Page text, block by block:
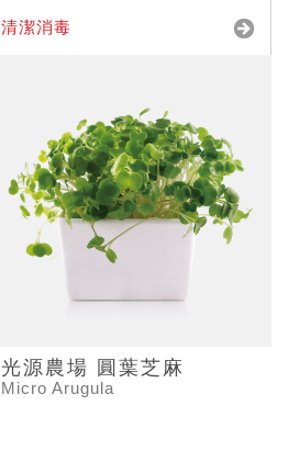
清潔消毒
光源農場 圓葉芝麻
Micro Arugula